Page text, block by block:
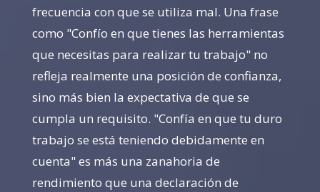
frecuencia con que se utiliza mal. Una frase
como "Confío en que tienes las herramientas
que necesitas para realizar tu trabajo" no
refleja realmente una posición de confianza,
sino más bien la expectativa de que se
cumpla un requisito. "Confía en que tu duro
trabajo se está teniendo debidamente en
cuenta" es más una zanahoria de
rendimiento que una declaración de